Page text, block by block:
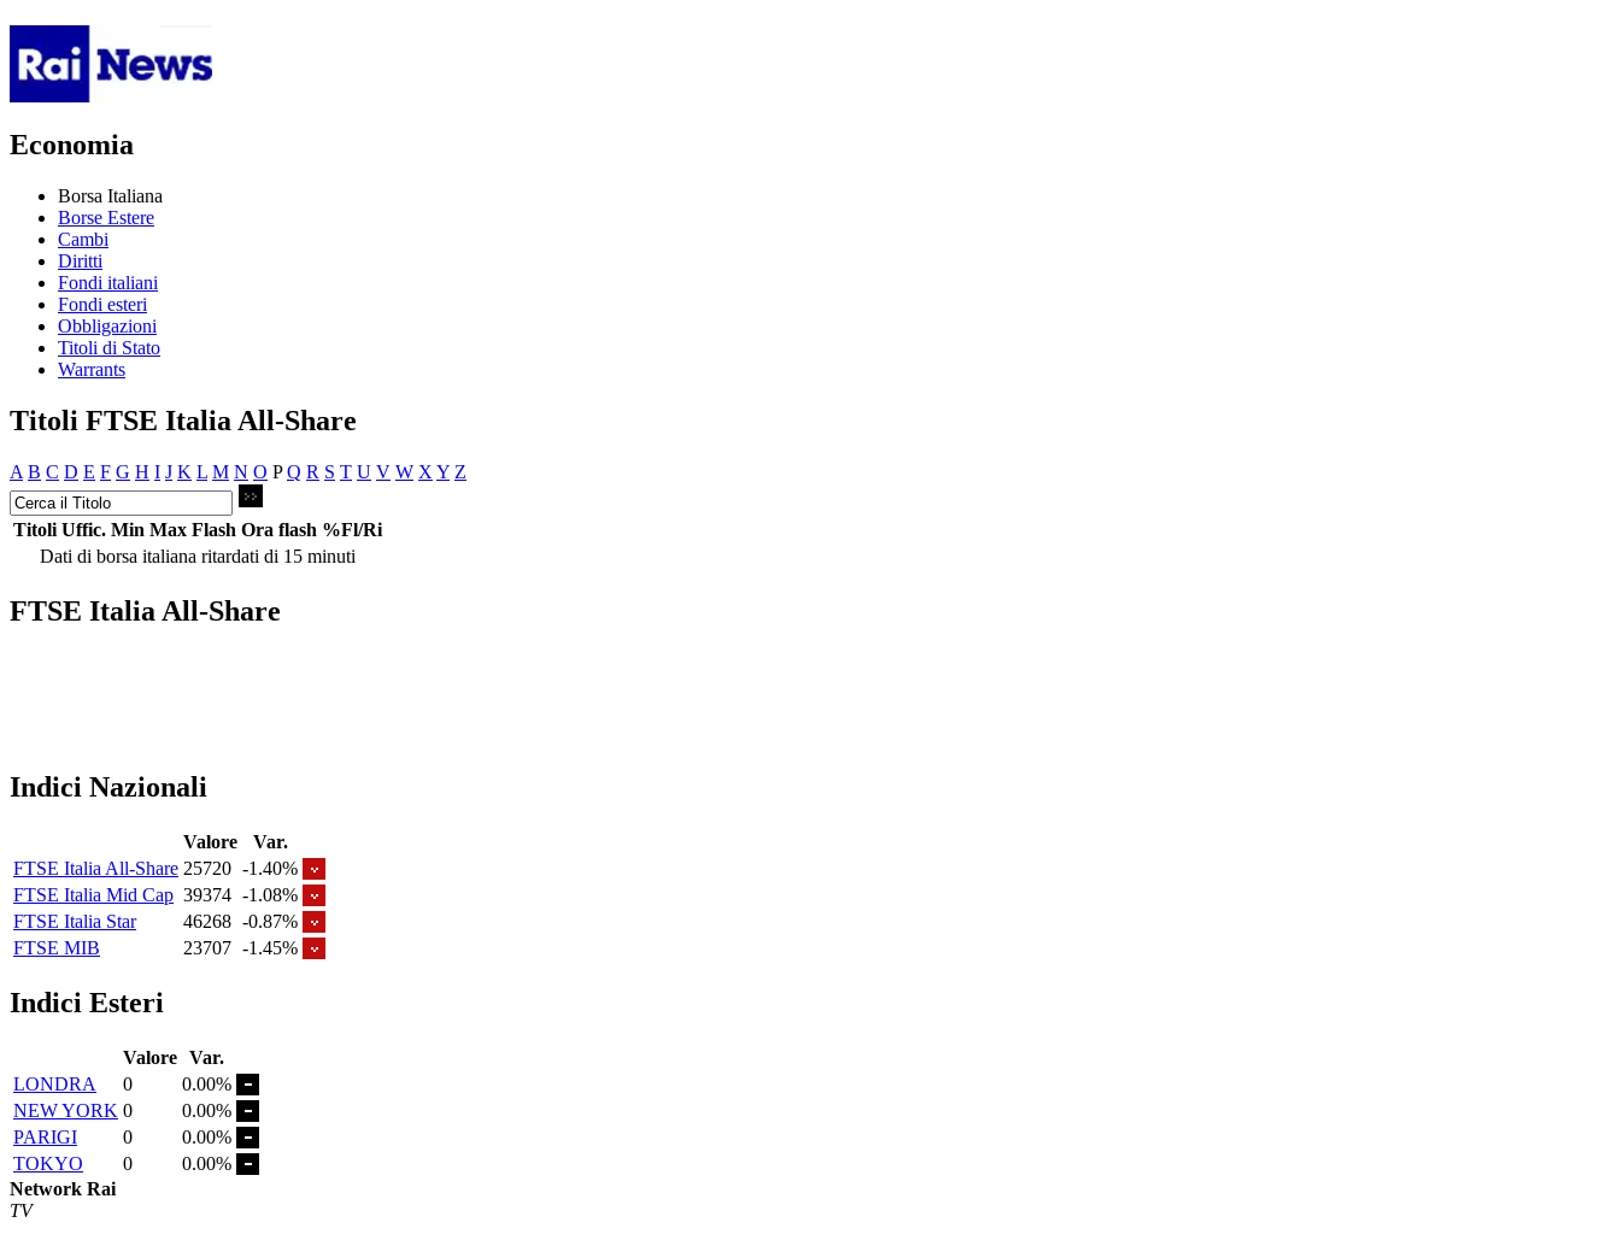
Economia
Borsa Italiana
Borse Estere
Cambi
Diritti
Fondi italiani
Fondi esteri
Obbligazioni
Titoli di Stato
Warrants
Titoli FTSE Italia All-Share
A B C D E F G H I J K L M N O PQ R S T U V W X Y Z
Titoli Uffic. Min Max Flash Ora flash %Fl/Ri
Dati di borsa italiana ritardati di 15 minuti
FTSE Italia All-Share
Indici Nazionali
Valore
Var.
FTSE Italia All-Share 25720 -1.40%
FTSE Italia Mid Cap 39374 -1.08%
FTSE Italia Star
46268 -0.87%
FTSE MIB
23707 -1.45%
Indici Esteri
Valore Var.
LONDRA
0
0.00%
NEW YORK 0
0.00%
PARIGI
0
0.00%
TOKYO
0
0.00%
Network Rai
TV